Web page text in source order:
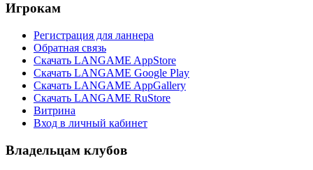
Игрокам
Регистрация для ланнера
Обратная связь
Скачать LANGAME AppStore
Скачать LANGAME Google Play
Скачать LANGAME AppGallery
Скачать LANGAME RuStore
Витрина
Вход в личный кабинет
Владельцам клубов